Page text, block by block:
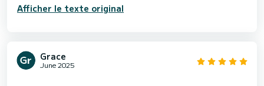
Afficher le texte original
Grace
June 2025